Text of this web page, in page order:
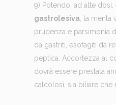
9) Potendo, ad alte dosi,
gastrolesiva, la menta
prudenza e parsimonia
da gastriti, esofagiti da
peptica. Accortezza al
dovrà essere prestata
calcolosi, sia biliare che